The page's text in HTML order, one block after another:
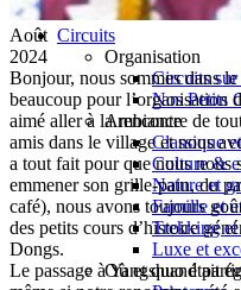
Yunnan 云
Circuits
Organisation
Circuits sur
Nos Petits
Ambiance
Classique
Culture &
Nature et
Famille et
Trekking et
Luxe et
Où et quand
Août
2024
Bonjour, nous sommes dans
beaucoup pour l’organisation
aimé aller à la rencontre de
amis dans le village et nous
a tout fait pour que nous nous
emmener son grille-pain, du
café), nous avons toujours
des petits cours d’histoire
Dongs.
Le passage à Yangshuo était